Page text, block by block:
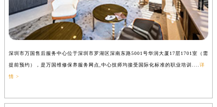
深圳市万国售后服务中心位于深圳市罗湖区深南东路5001号华润大厦17层1701室（需
提前预约），是万国维修保养服务网点,中心技师均接受国际化标准的职业培训.... 详
情 >